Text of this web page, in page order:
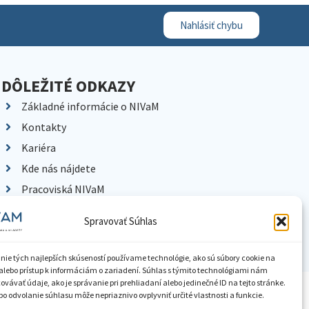
Spravovať Súhlas
tých najlepších skúseností používame technológie, ako sú súbory cookie na
prístup k informáciám o zariadení. Súhlas s týmito technológiami nám
údaje, ako je správanie pri prehliadaní alebo jedinečné ID na tejto stránke.
odvolanie súhlasu môže nepriaznivo ovplyvniť určité vlastnosti a funkcie.
Nahlásiť chybu
DÔLEŽITÉ ODKAZY
Základné informácie o NIVaM
Kontakty
Kariéra
Kde nás nájdete
Pracoviská NIVaM
Dokumenty inštitúcie
Knižnica
informácií Nastavenia cookies GDPR